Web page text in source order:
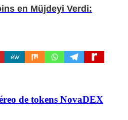
en Müjdeyi Verdi:
de tokens NovaDEX